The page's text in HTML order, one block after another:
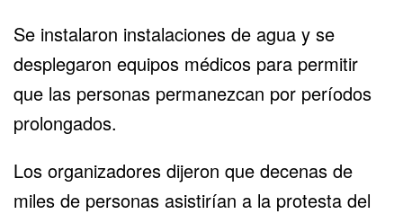
Se instalaron instalaciones de agua y se
desplegaron equipos médicos para permitir
que las personas permanezcan por períodos
prolongados.
Los organizadores dijeron que decenas de
miles de personas asistirían a la protesta del